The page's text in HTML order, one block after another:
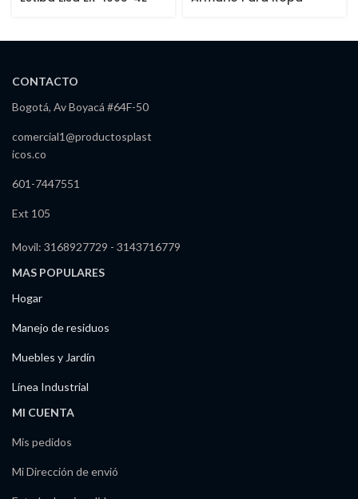
CONTACTO
Bogotá, Av Boyacá #64F-50
comercial1@productosplast
icos.co
601-7447551
Ext 105
Movil: 3168927729 - 3143716779
MAS POPULARES
Hogar
Manejo de residuos
Muebles y Jardín
Línea Industrial
MI CUENTA
Mis pedidos
Mi Dirección de envió